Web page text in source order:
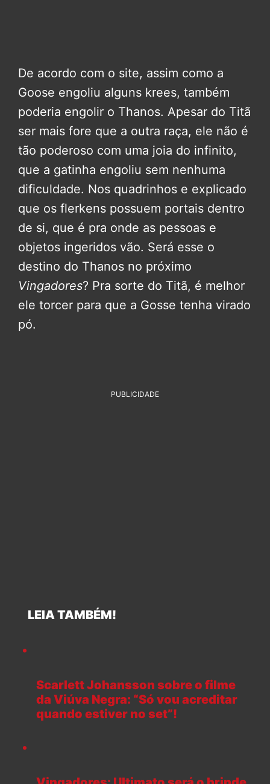
De acordo com o site, assim como a
Goose engoliu alguns krees, também
poderia engolir o Thanos. Apesar do Titã
ser mais fore que a outra raça, ele não é
tão poderoso com uma joia do infinito,
que a gatinha engoliu sem nenhuma
dificuldade. Nos quadrinhos e explicado
que os flerkens possuem portais dentro
de si, que é pra onde as pessoas e
objetos ingeridos vão. Será esse o
destino do Thanos no próximo
Vingadores? Pra sorte do Titã, é melhor
ele torcer para que a Gosse tenha virado
pó.
PUBLICIDADE
LEIA TAMBÉM!
Scarlett Johansson sobre o filme
da Viúva Negra: “Só vou acreditar
quando estiver no set”!